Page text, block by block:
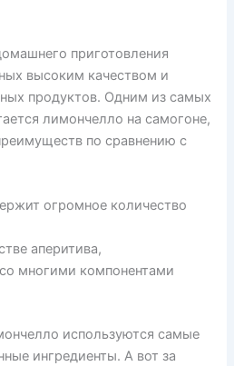
приготовления
высоким качеством и
продуктов. Одним из самых
лимончелло на самогоне,
по сравнению с
огромное количество
аперитива,
многими компонентами
используются самые
ингредиенты. А вот за